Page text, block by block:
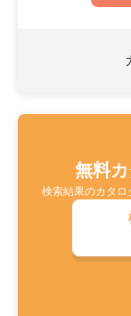
無料
検索結果のカタロ